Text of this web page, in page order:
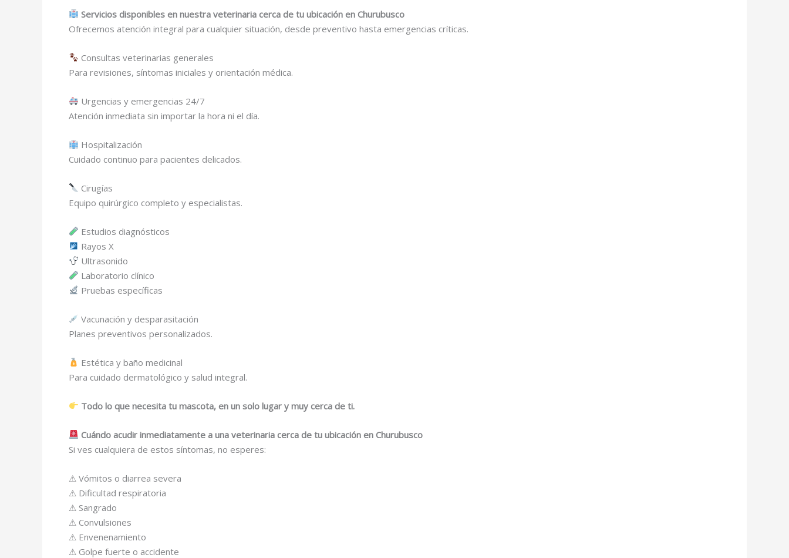
Servicios disponibles en nuestra veterinaria cerca de tu ubicación en Churubusco
Ofrecemos atención integral para cualquier situación, desde preventivo hasta emergencias críticas.
Consultas veterinarias generales
Para revisiones, síntomas iniciales y orientación médica.
Urgencias y emergencias 24/7
Atención inmediata sin importar la hora ni el día.
Hospitalización
Cuidado continuo para pacientes delicados.
Cirugías
Equipo quirúrgico completo y especialistas.
Estudios diagnósticos
Rayos X
Ultrasonido
Laboratorio clínico
Pruebas específicas
Vacunación y desparasitación
Planes preventivos personalizados.
Estética y baño medicinal
Para cuidado dermatológico y salud integral.
Todo lo que necesita tu mascota, en un solo lugar y muy cerca de ti.
Cuándo acudir inmediatamente a una veterinaria cerca de tu ubicación en Churubusco
Si ves cualquiera de estos síntomas, no esperes:
⚠ Vómitos o diarrea severa
⚠ Dificultad respiratoria
⚠ Sangrado
⚠ Convulsiones
⚠ Envenenamiento
⚠ Golpe fuerte o accidente